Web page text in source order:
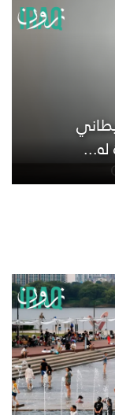
بريطاني